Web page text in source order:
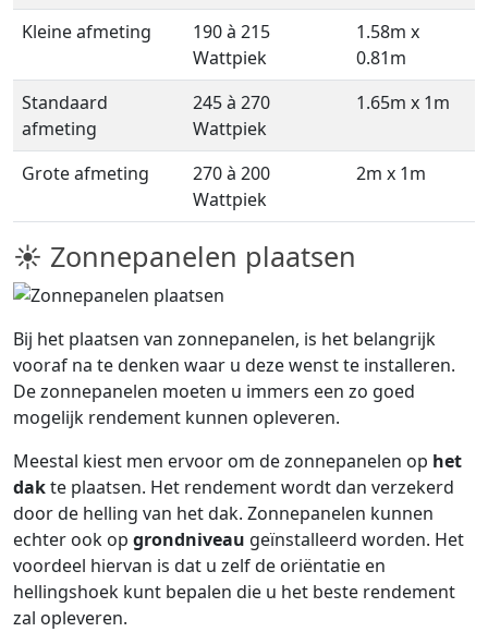
Kleine afmeting
190 à 215
Wattpiek
1.58m x
0.81m
Standaard
afmeting
245 à 270
Wattpiek
1.65m x 1m
Grote afmeting
270 à 200
Wattpiek
2m x 1m
☀ Zonnepanelen plaatsen
Bij het plaatsen van zonnepanelen, is het belangrijk
vooraf na te denken waar u deze wenst te installeren.
De zonnepanelen moeten u immers een zo goed
mogelijk rendement kunnen opleveren.
Meestal kiest men ervoor om de zonnepanelen op het
dakte plaatsen. Het rendement wordt dan verzekerd
door de helling van het dak. Zonnepanelen kunnen
echter ook op grondniveau geïnstalleerd worden. Het
voordeel hiervan is dat u zelf de oriëntatie en
hellingshoek kunt bepalen die u het beste rendement
zal opleveren.